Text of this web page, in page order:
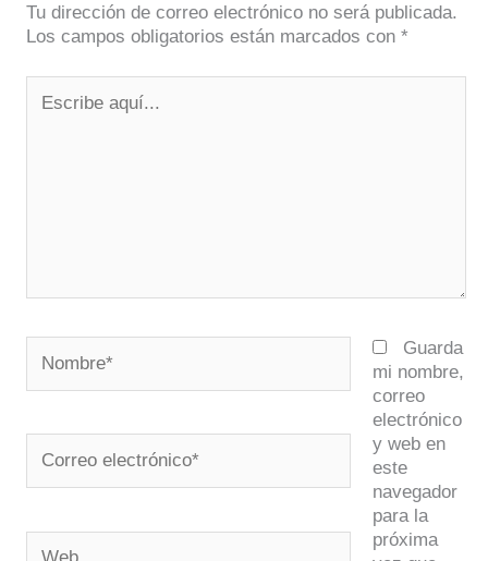
Tu dirección de correo electrónico no será publicada.
Los campos obligatorios están marcados con *
aquí...
electrónico*
Guarda
mi nombre,
correo
electrónico
y web en
este
navegador
para la
próxima